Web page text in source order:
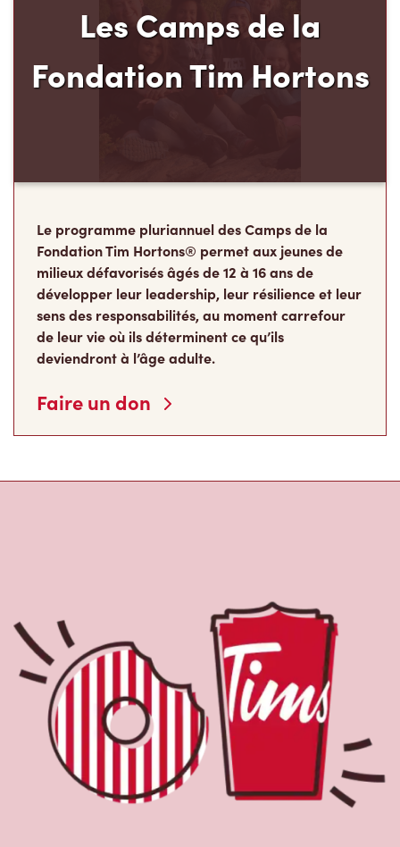
Les Camps de la
Fondation Tim Hortons
Le programme pluriannuel des Camps de la
Fondation Tim Hortons® permet aux jeunes de
milieux défavorisés âgés de 12 à 16 ans de
développer leur leadership, leur résilience et leur
sens des responsabilités, au moment carrefour
de leur vie où ils déterminent ce qu’ils
deviendront à l’âge adulte.
Faire un don